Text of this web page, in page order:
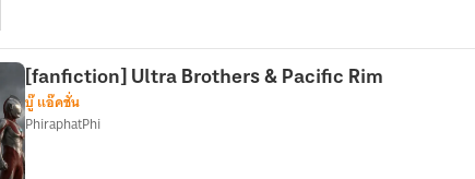
[fanfiction] Ultra Brothers & Pacific Rim
บู๊ แอ๊คชั่น
PhiraphatPhi